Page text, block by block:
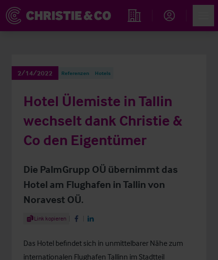
Immobiliensuche
2/14/2022 Referenzen Hotels
Hotel Ülemiste in Tallin
wechselt dank Christie &
Co den Eigentümer
Die PalmGrupp OÜ übernimmt das
Hotel am Flughafen in Tallin von
Noravest OÜ.
Share Article
Link kopieren Share on Facebook
Share on LinkedIn
Das Hotel befindet sich in unmittelbarer Nähe zum
internationalen Flughafen Tallinn im Stadtteil